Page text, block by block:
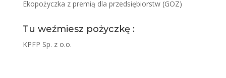
Ekopożyczka z premią dla przedsiębiorstw (GOZ)
Tu weźmiesz pożyczkę :
KPFP Sp. z o.o.